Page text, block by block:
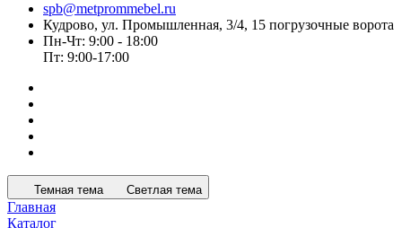
spb@metprommebel.ru
Кудрово, ул. Промышленная, 3/4, 15 погрузочные ворота
Пн-Чт: 9:00 - 18:00
Пт: 9:00-17:00
Темная тема Светлая тема
Главная
Каталог